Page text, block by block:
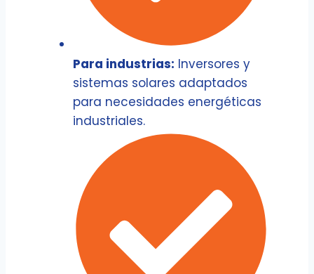
Para industrias: Inversores y
sistemas solares adaptados
para necesidades energéticas
industriales.